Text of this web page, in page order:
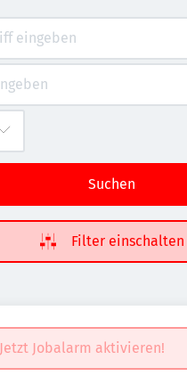
Suchen
Filter einschalten
Jetzt Jobalarm aktivieren!